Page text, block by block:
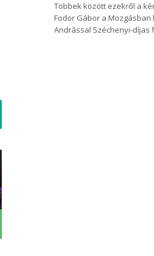
Többek között ezekről a
Fodor Gábor a
Andrással Széchenyi-díjas